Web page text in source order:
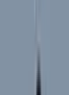
けで判断せず、
んの不安が強い
。安全性通知の